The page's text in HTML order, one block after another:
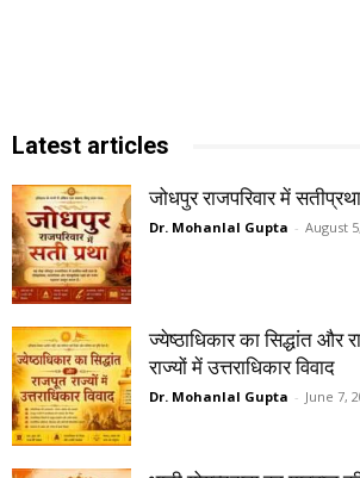
Latest articles
जोधपुर राजपरिवार में सतीप्रथा
Dr. Mohanlal Gupta - August
ज्येष्ठाधिकार का सिद्धांत और
राज्यों में उत्तराधिकार विवाद
Dr. Mohanlal Gupta - June 7,